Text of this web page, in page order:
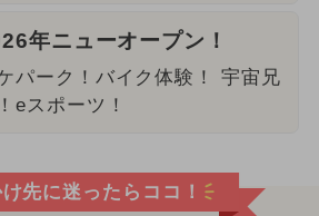
年ニューオープン！
パーク！バイク体験！ 宇宙兄
eスポーツ！
先に迷ったらココ！